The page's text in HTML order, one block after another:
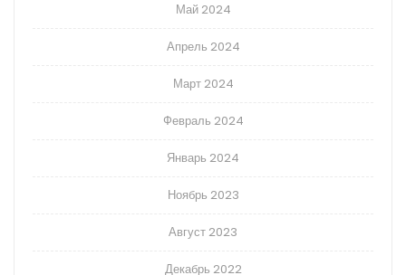
Май 2024
Апрель 2024
Март 2024
Февраль 2024
Январь 2024
Ноябрь 2023
Август 2023
Декабрь 2022